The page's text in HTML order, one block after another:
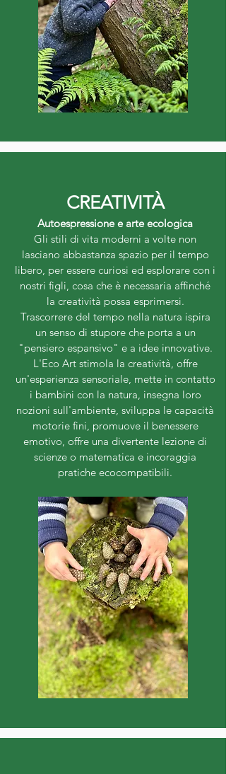
CREATIVITÀ
Autoespressione e arte ecologica
Gli stili di vita moderni a volte non
lasciano abbastanza spazio per il tempo
libero, per essere curiosi ed esplorare con i
nostri figli, cosa che è necessaria affinché
la creatività possa esprimersi.
Trascorrere del tempo nella natura ispira
un senso di stupore che porta a un
"pensiero espansivo" e a idee innovative.
L'Eco Art stimola la creatività, offre
un'esperienza sensoriale, mette in contatto
i bambini con la natura, insegna loro
nozioni sull'ambiente, sviluppa le capacità
motorie fini, promuove il benessere
emotivo, offre una divertente lezione di
scienze o matematica e incoraggia
pratiche ecocompatibili.